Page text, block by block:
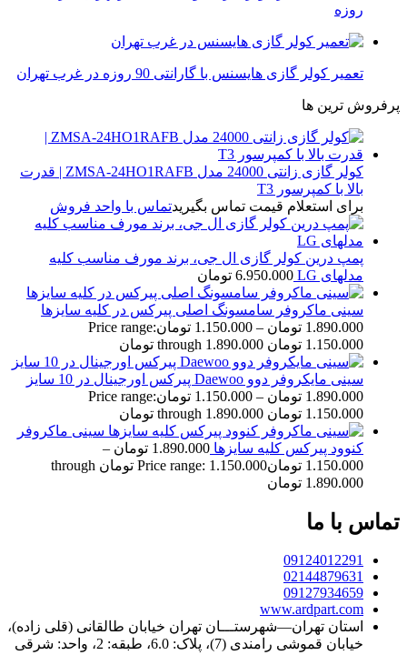
روزه
تعمیر کولر گازی هایسنس با گارانتی 90 روزه در غرب تهران
پرفروش ترین ها
کولر گازی زانتی 24000 مدل ZMSA-24HO1RAFB | قدرت
بالا با کمپرسور T3
برای استعلام قیمت تماس بگیریدتماس با واحد فروش
پمپ درین کولر گازی ال جی، برند مورف مناسب کلیه
مدلهای LG
6.950.000 تومان
سینی ماکروفر سامسونگ اصلی پیرکس در کلیه سایزها
1.890.000 تومان –
1.150.000 تومانPrice range:
1.150.000 تومان through 1.890.000 تومان
سینی مایکروفر دوو Daewoo پیرکس اورجینال در 10 سایز
1.890.000 تومان –
1.150.000 تومانPrice range:
1.150.000 تومان through 1.890.000 تومان
سینی ماکروفر
کنوود پیرکس کلیه سایزها 1.890.000 تومان –
1.150.000 تومان
Price range: 1.150.000 تومان through
1.890.000 تومان
تماس با ما
09124012291
02144879631
09127934659
www.ardpart.com
استان تهران—شهرستـــان تهران خیابان طالقانی (قلی زاده)،
خیابان قموشی رامندی (7)، پلاک: 6.0، طبقه: 2، واحد: شرقی